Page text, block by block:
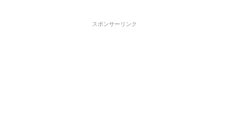
スポンサーリンク